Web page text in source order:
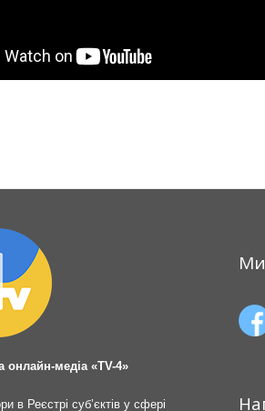
онлайн-медіа «TV-4»
в Реєстрі суб’єктів у сфері